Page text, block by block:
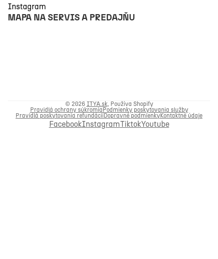
Instagram
MAPA NA SERVIS A PREDAJŇU
© 2026 ITYA.sk, Používa Shopify
Pravidlá ochrany súkromiaPodmienky poskytovania služby
Pravidlá poskytovania refundáciíDopravné podmienkyKontaktné údaje
FacebookInstagramTiktokYoutube